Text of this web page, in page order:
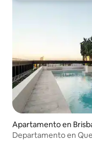
Apartamento en
Departamento en